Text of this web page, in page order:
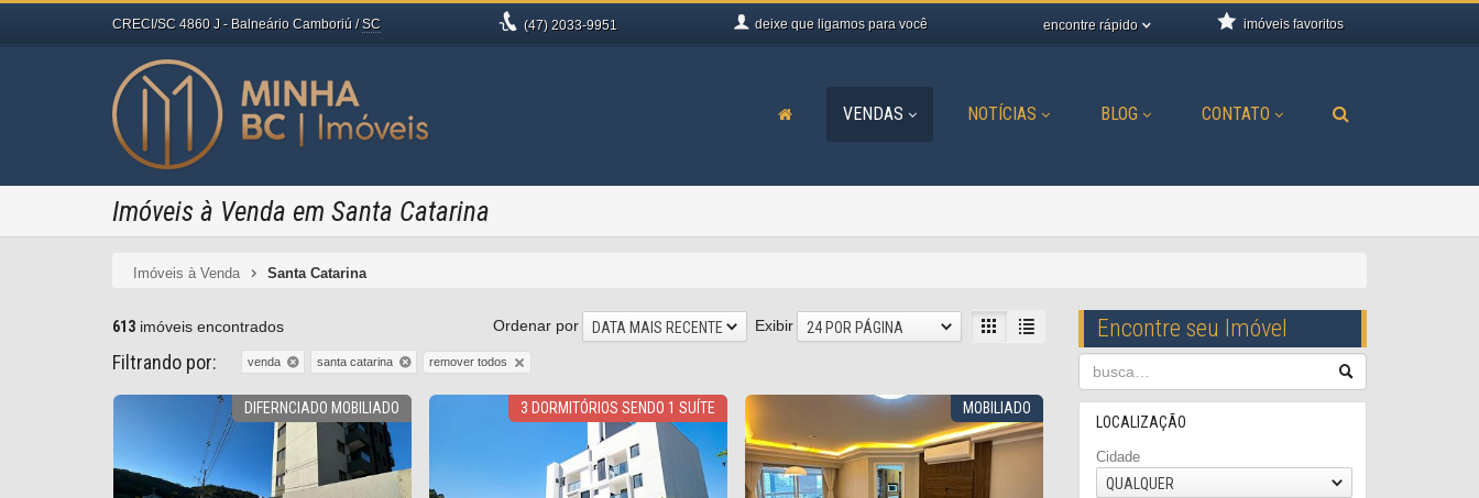
CRECI/SC 4860 J - Balneário Camboriú /SC (47) 2033-9951 deixe que ligamos para você encontre rápido imóveis favoritos
VENDAS NOTÍCIAS BLOG CONTATO
Imóveis à Venda em Santa Catarina
Imóveis à Venda Santa Catarina
Encontre seu Imóvel
LOCALIZAÇÃO
Cidade
QUALQUER
613 imóveis encontrados Exibir 24 POR PÁGINA
Ordenar por DATA MAIS RECENTE
Filtrando por: venda santa catarina remover todos
DIFERNCIADO MOBILIADO 3 DORMITÓRIOS SENDO 1 SUÍTE MOBILIADO